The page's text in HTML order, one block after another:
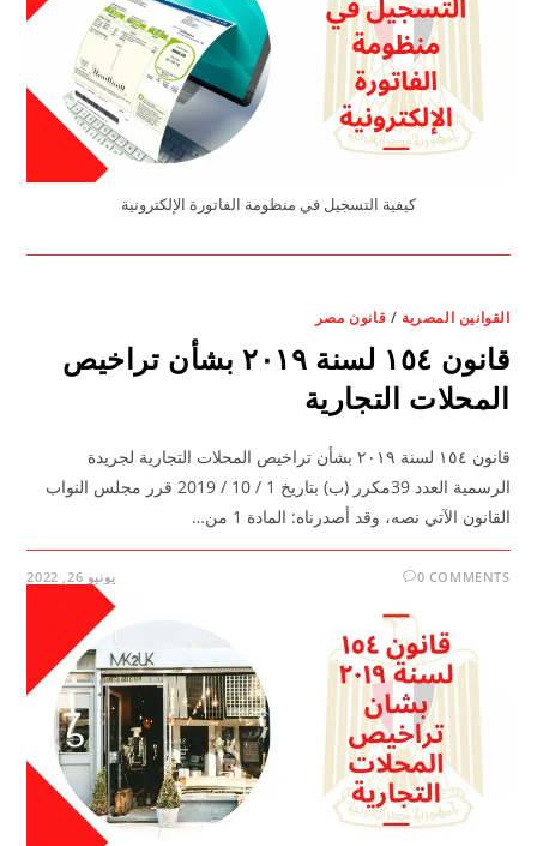
كيفية التسجيل في منظومة الفاتورة الإلكترونية
القوانين المصرية / قانون مصر
قانون ١٥٤ لسنة ٢٠١٩ بشأن تراخيص
المحلات التجارية
قانون ١٥٤ لسنة ٢٠١٩ بشأن تراخيص المحلات التجارية لجريدة
الرسمية العدد 39مكرر (ب) بتاريخ 1 / 10 / 2019 قرر مجلس النواب
القانون الآتي نصه، وقد أصدرناه: المادة 1 من…
0 COMMENTS يونيو 26, 2022